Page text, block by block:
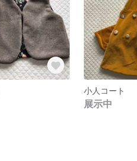
小人コート
展示中